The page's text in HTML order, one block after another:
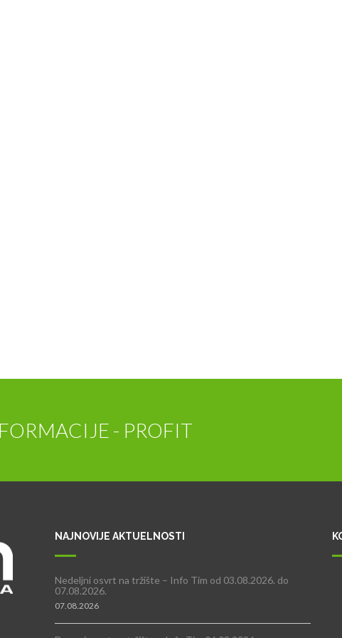
- PROFIT
NAJNOVIJE AKTUELNOSTI
Nedeljni osvrt na tržište – Info Tim od 03.08.2026. do
07.08.2026.
07.08.2026